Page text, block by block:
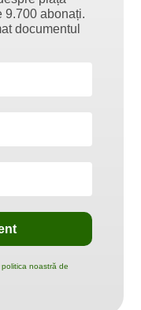
9.700 abonați.
documentul
noastră de